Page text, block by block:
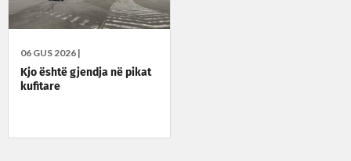
06 GUS 2026 |
Kjo është gjendja në pikat
kufitare